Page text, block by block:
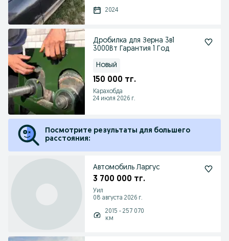
2024
Дробилка для Зерна 3в1
3000Вт Гарантия 1 Год
Новый
150 000 тг.
Карахобда
24 июля 2026 г.
Посмотрите результаты для большего
расстояния:
Автомобиль Ларгус
3 700 000 тг.
Уил
08 августа 2026 г.
2015 - 257 070
км